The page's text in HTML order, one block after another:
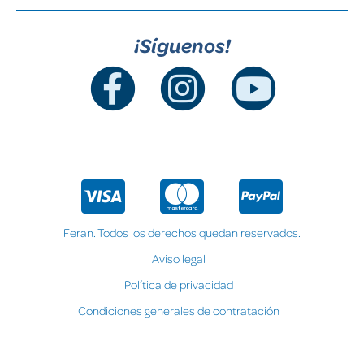
¡Síguenos!
Feran. Todos los derechos quedan reservados.
Aviso legal
Política de privacidad
Condiciones generales de contratación